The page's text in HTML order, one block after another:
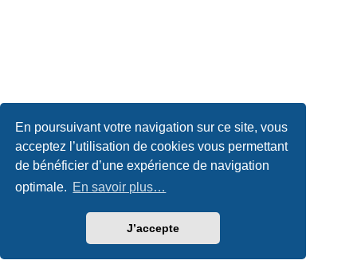
En poursuivant votre navigation sur ce site, vous
acceptez l’utilisation de cookies vous permettant
de bénéficier d’une expérience de navigation
optimale. En savoir plus…
J’accepte